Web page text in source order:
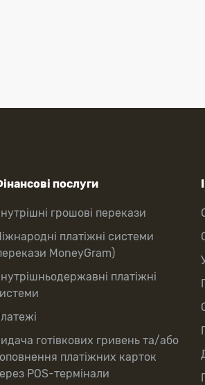
послуги
грошові перекази
платіжні системи
MoneyGram)
платіжні
готівкових гривень та/або
платіжних карток
POS-термінали